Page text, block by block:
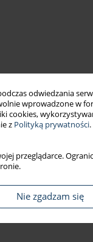
odwiedzania
wprowadzone w
cookies,
z Polityką prywatności
przeglądarce.
Nie zgadzam się